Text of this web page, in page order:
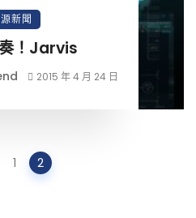
新聞
！Jarvis
2015 年 4 月 24 日
1 2